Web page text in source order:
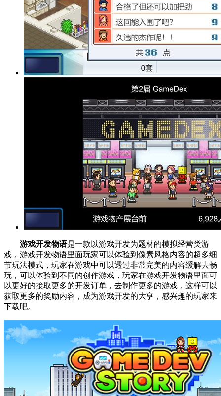
游戏开发物语是一款以游戏开发为题材的模拟经营类游
戏，游戏开发物语里面玩家可以体验到像素风格内容的超多细
节玩法模式，玩家在游戏中可以透过非常完美的内容缓解去畅
玩，可以体验到不同的创作游戏，玩家在游戏开发物语里面可
以更好的接取更多的开发订单，去制作更多的游戏，这样可以
获取更多的奖励内容，成为游戏开发的大亨，感兴趣的玩家来
下载吧。